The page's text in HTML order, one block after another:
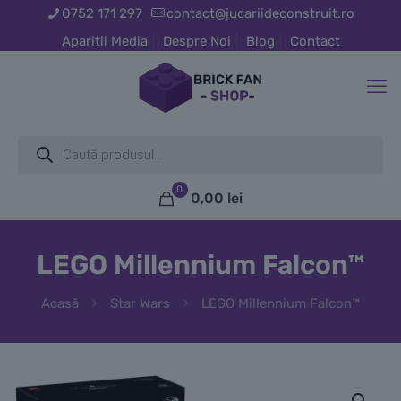
0752 171 297
contact@jucariideconstruit.ro
Apariții Media
Despre Noi Blog Contact
search
0
0,00 lei
LEGO Millennium Falcon™
Acasă Star Wars LEGO Millennium Falcon™